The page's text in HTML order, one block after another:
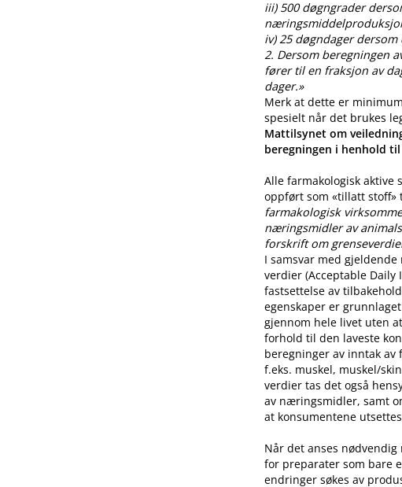
iii) 500 døgngrader
iv) 25 døgndager
2. Dersom beregningen
fører til en fraksjon av
dager.»
Merk at dette er
spesielt når det brukes
Mattilsynet om
beregningen i henhold
Alle farmakologisk
oppført som «tillatt
farmakologisk
næringsmidler av
forskrift om
I samsvar med
verdier (Acceptable Daily
fastsettelse av
egenskaper er
gjennom hele livet uten
forhold til den laveste
beregninger av inntak
f.eks. muskel, muskel​/​
verdier tas det også
av næringsmidler, samt
at konsumentene
Når det anses
for preparater som bare
endringer søkes av